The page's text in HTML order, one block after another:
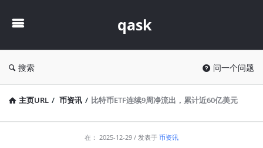
qask
搜索 问一个问题
主页URL / 币资讯 / 比特币ETF连续9周净流出，累计近60亿美元
在： 2025-12-29 发表于 币资讯